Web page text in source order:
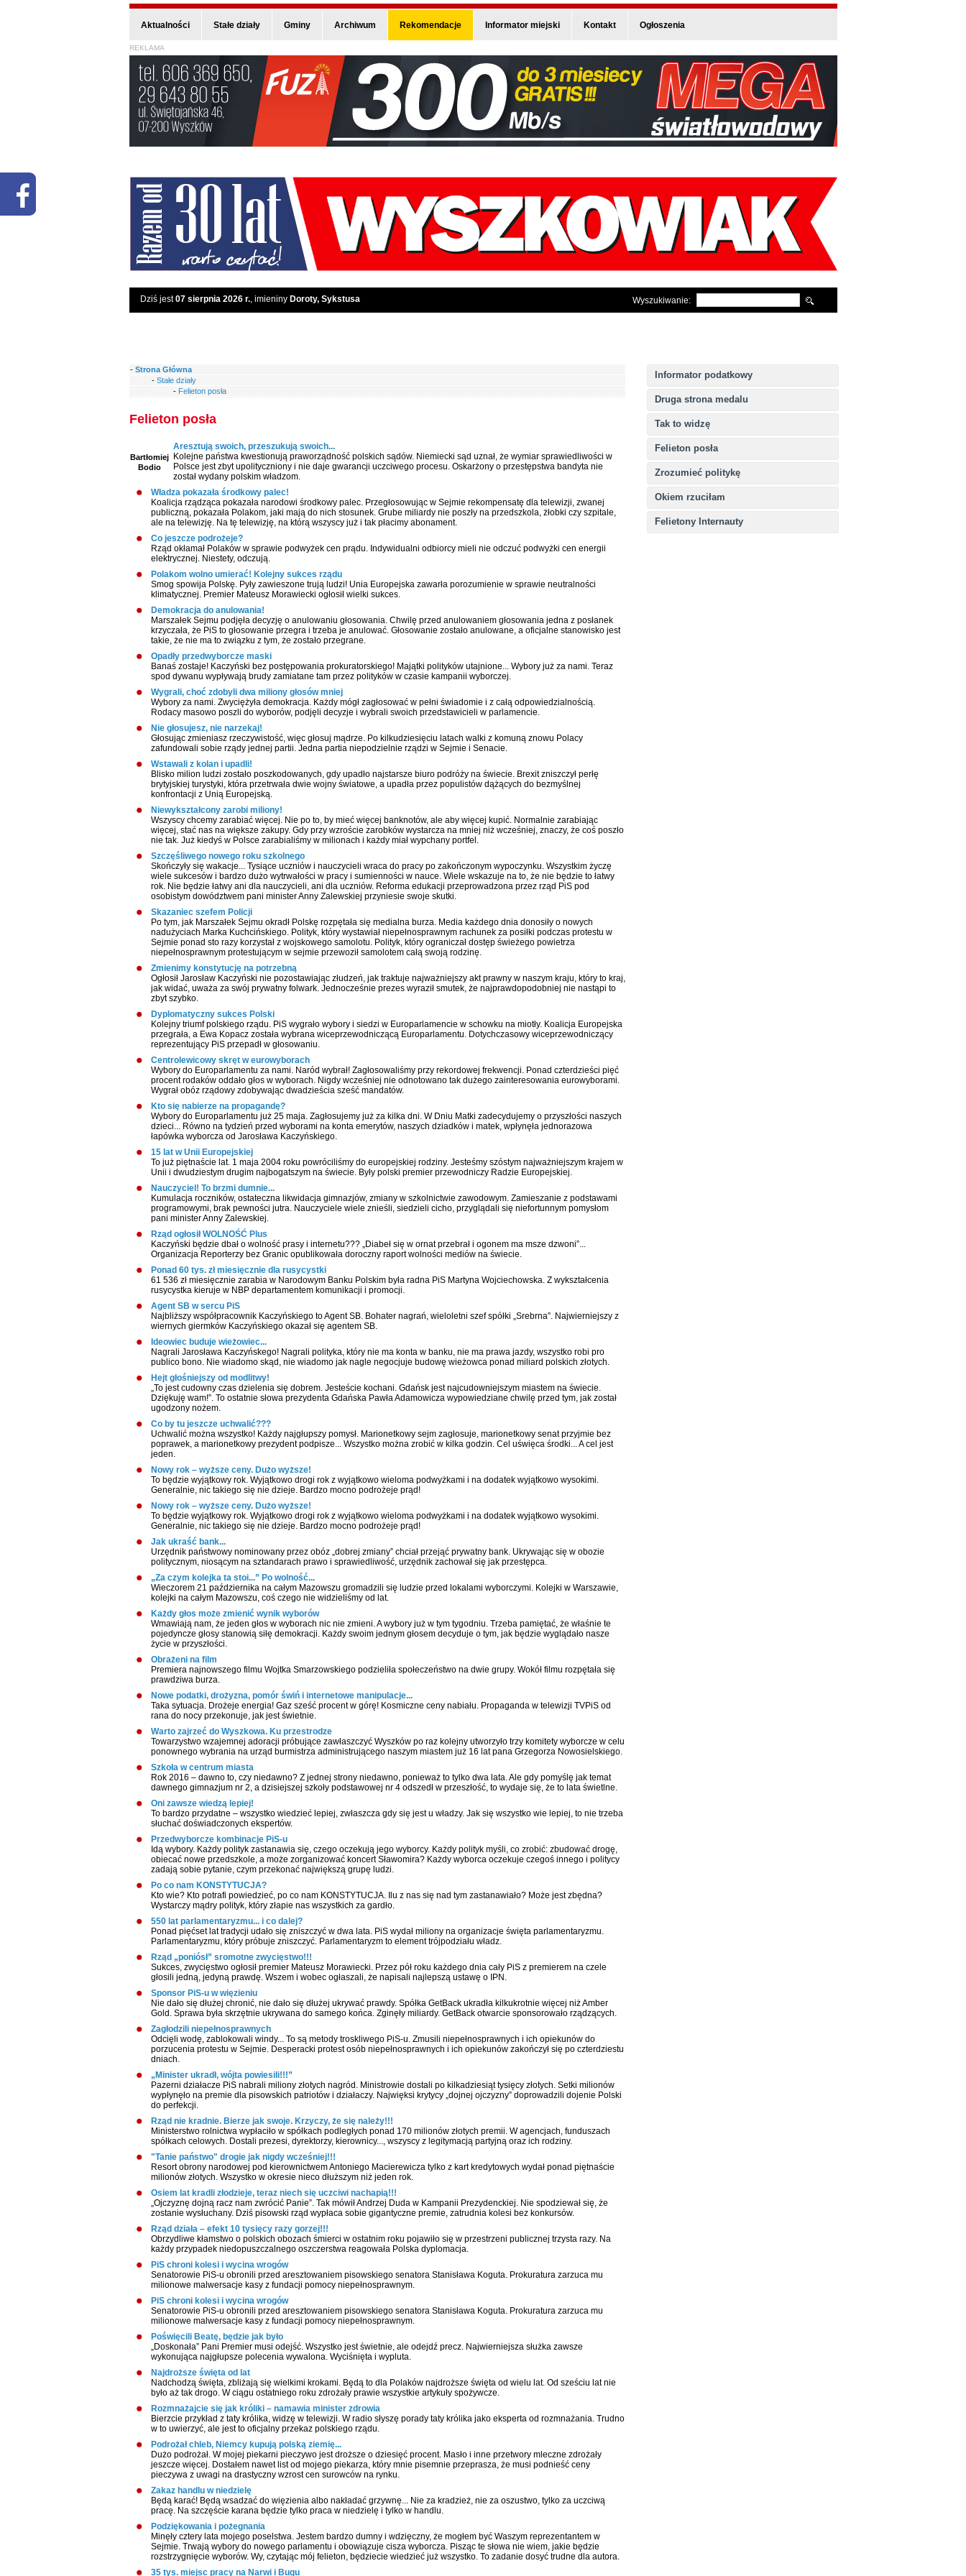
Aktualności Stałe działy Gminy Archiwum Rekomendacje Informator miejski Kontakt Ogłoszenia
REKLAMA
Dziś jest07 sierpnia 2026 r., imieniny Doroty, Sykstusa Wyszukiwanie:
Informator podatkowy
Druga strona medalu
Tak to widzę
Felieton posła
Zrozumieć politykę
Okiem rzuciłam
Felietony Internauty
- Strona Główna
- Stałe działy
- Felieton posła
Felieton posła
Bartłomiej
Bodio
Aresztują swoich, przeszukują swoich...
Kolejne państwa kwestionują praworządność polskich sądów. Niemiecki sąd uznał, że wymiar sprawiedliwości w
Polsce jest zbyt upolityczniony i nie daje gwarancji uczciwego procesu. Oskarżony o przestępstwa bandyta nie
został wydany polskim władzom.
Władza pokazała środkowy palec!
Koalicja rządząca pokazała narodowi środkowy palec. Przegłosowując w Sejmie rekompensatę dla telewizji, zwanej
publiczną, pokazała Polakom, jaki mają do nich stosunek. Grube miliardy nie poszły na przedszkola, żłobki czy szpitale,
ale na telewizję. Na tę telewizję, na którą wszyscy już i tak płacimy abonament.
Co jeszcze podrożeje?
Rząd okłamał Polaków w sprawie podwyżek cen prądu. Indywidualni odbiorcy mieli nie odczuć podwyżki cen energii
elektrycznej. Niestety, odczują.
Polakom wolno umierać! Kolejny sukces rządu
Smog spowija Polskę. Pyły zawieszone trują ludzi! Unia Europejska zawarła porozumienie w sprawie neutralności
klimatycznej. Premier Mateusz Morawiecki ogłosił wielki sukces.
Demokracja do anulowania!
Marszałek Sejmu podjęła decyzję o anulowaniu głosowania. Chwilę przed anulowaniem głosowania jedna z posłanek
krzyczała, że PiS to głosowanie przegra i trzeba je anulować. Głosowanie zostało anulowane, a oficjalne stanowisko jest
takie, że nie ma to związku z tym, że zostało przegrane.
Opadły przedwyborcze maski
Banaś zostaje! Kaczyński bez postępowania prokuratorskiego! Majątki polityków utajnione... Wybory już za nami. Teraz
spod dywanu wypływają brudy zamiatane tam przez polityków w czasie kampanii wyborczej.
Wygrali, choć zdobyli dwa miliony głosów mniej
Wybory za nami. Zwyciężyła demokracja. Każdy mógł zagłosować w pełni świadomie i z całą odpowiedzialnością.
Rodacy masowo poszli do wyborów, podjęli decyzje i wybrali swoich przedstawicieli w parlamencie.
Nie głosujesz, nie narzekaj!
Głosując zmieniasz rzeczywistość, więc głosuj mądrze. Po kilkudziesięciu latach walki z komuną znowu Polacy
zafundowali sobie rządy jednej partii. Jedna partia niepodzielnie rządzi w Sejmie i Senacie.
Wstawali z kolan i upadli!
Blisko milion ludzi zostało poszkodowanych, gdy upadło najstarsze biuro podróży na świecie. Brexit zniszczył perłę
brytyjskiej turystyki, która przetrwała dwie wojny światowe, a upadła przez populistów dążących do bezmyślnej
konfrontacji z Unią Europejską.
Niewykształcony zarobi miliony!
Wszyscy chcemy zarabiać więcej. Nie po to, by mieć więcej banknotów, ale aby więcej kupić. Normalnie zarabiając
więcej, stać nas na większe zakupy. Gdy przy wzroście zarobków wystarcza na mniej niż wcześniej, znaczy, że coś poszło
nie tak. Już kiedyś w Polsce zarabialiśmy w milionach i każdy miał wypchany portfel.
Szczęśliwego nowego roku szkolnego
Skończyły się wakacje... Tysiące uczniów i nauczycieli wraca do pracy po zakończonym wypoczynku. Wszystkim życzę
wiele sukcesów i bardzo dużo wytrwałości w pracy i sumienności w nauce. Wiele wskazuje na to, że nie będzie to łatwy
rok. Nie będzie łatwy ani dla nauczycieli, ani dla uczniów. Reforma edukacji przeprowadzona przez rząd PiS pod
osobistym dowództwem pani minister Anny Zalewskiej przyniesie swoje skutki.
Skazaniec szefem Policji
Po tym, jak Marszałek Sejmu okradł Polskę rozpętała się medialna burza. Media każdego dnia donosiły o nowych
nadużyciach Marka Kuchcińskiego. Polityk, który wystawiał niepełnosprawnym rachunek za posiłki podczas protestu w
Sejmie ponad sto razy korzystał z wojskowego samolotu. Polityk, który ograniczał dostęp świeżego powietrza
niepełnosprawnym protestującym w sejmie przewoził samolotem całą swoją rodzinę.
Zmienimy konstytucję na potrzebną
Ogłosił Jarosław Kaczyński nie pozostawiając złudzeń, jak traktuje najważniejszy akt prawny w naszym kraju, który to kraj,
jak widać, uważa za swój prywatny folwark. Jednocześnie prezes wyraził smutek, że najprawdopodobniej nie nastąpi to
zbyt szybko.
Dyplomatyczny sukces Polski
Kolejny triumf polskiego rządu. PiS wygrało wybory i siedzi w Europarlamencie w schowku na miotły. Koalicja Europejska
przegrała, a Ewa Kopacz została wybrana wiceprzewodniczącą Europarlamentu. Dotychczasowy wiceprzewodniczący
reprezentujący PiS przepadł w głosowaniu.
Centrolewicowy skręt w eurowyborach
Wybory do Europarlamentu za nami. Naród wybrał! Zagłosowaliśmy przy rekordowej frekwencji. Ponad czterdzieści pięć
procent rodaków oddało głos w wyborach. Nigdy wcześniej nie odnotowano tak dużego zainteresowania eurowyborami.
Wygrał obóz rządowy zdobywając dwadzieścia sześć mandatów.
Kto się nabierze na propagandę?
Wybory do Europarlamentu już 25 maja. Zagłosujemy już za kilka dni. W Dniu Matki zadecydujemy o przyszłości naszych
dzieci... Równo na tydzień przed wyborami na konta emerytów, naszych dziadków i matek, wpłynęła jednorazowa
łapówka wyborcza od Jarosława Kaczyńskiego.
15 lat w Unii Europejskiej
To już piętnaście lat. 1 maja 2004 roku powróciliśmy do europejskiej rodziny. Jesteśmy szóstym najważniejszym krajem w
Unii i dwudziestym drugim najbogatszym na świecie. Były polski premier przewodniczy Radzie Europejskiej.
Nauczyciel! To brzmi dumnie...
Kumulacja roczników, ostateczna likwidacja gimnazjów, zmiany w szkolnictwie zawodowym. Zamieszanie z podstawami
programowymi, brak pewności jutra. Nauczyciele wiele znieśli, siedzieli cicho, przyglądali się niefortunnym pomysłom
pani minister Anny Zalewskiej.
Rząd ogłosił WOLNOŚĆ Plus
Kaczyński będzie dbał o wolność prasy i internetu??? „Diabeł się w ornat przebrał i ogonem ma msze dzwoni”...
Organizacja Reporterzy bez Granic opublikowała doroczny raport wolności mediów na świecie.
Ponad 60 tys. zł miesięcznie dla rusycystki
61 536 zł miesięcznie zarabia w Narodowym Banku Polskim była radna PiS Martyna Wojciechowska. Z wykształcenia
rusycystka kieruje w NBP departamentem komunikacji i promocji.
Agent SB w sercu PiS
Najbliższy współpracownik Kaczyńskiego to Agent SB. Bohater nagrań, wieloletni szef spółki „Srebrna”. Najwierniejszy z
wiernych giermków Kaczyńskiego okazał się agentem SB.
Ideowiec buduje wieżowiec...
Nagrali Jarosława Kaczyńskego! Nagrali polityka, który nie ma konta w banku, nie ma prawa jazdy, wszystko robi pro
publico bono. Nie wiadomo skąd, nie wiadomo jak nagle negocjuje budowę wieżowca ponad miliard polskich złotych.
Hejt głośniejszy od modlitwy!
„To jest cudowny czas dzielenia się dobrem. Jesteście kochani. Gdańsk jest najcudowniejszym miastem na świecie.
Dziękuję wam!”. To ostatnie słowa prezydenta Gdańska Pawła Adamowicza wypowiedziane chwilę przed tym, jak został
ugodzony nożem.
Co by tu jeszcze uchwalić???
Uchwalić można wszystko! Każdy najgłupszy pomysł. Marionetkowy sejm zagłosuje, marionetkowy senat przyjmie bez
poprawek, a marionetkowy prezydent podpisze... Wszystko można zrobić w kilka godzin. Cel uświęca środki... A cel jest
jeden.
Nowy rok – wyższe ceny. Dużo wyższe!
To będzie wyjątkowy rok. Wyjątkowo drogi rok z wyjątkowo wieloma podwyżkami i na dodatek wyjątkowo wysokimi.
Generalnie, nic takiego się nie dzieje. Bardzo mocno podrożeje prąd!
Nowy rok – wyższe ceny. Dużo wyższe!
To będzie wyjątkowy rok. Wyjątkowo drogi rok z wyjątkowo wieloma podwyżkami i na dodatek wyjątkowo wysokimi.
Generalnie, nic takiego się nie dzieje. Bardzo mocno podrożeje prąd!
Jak ukraść bank...
Urzędnik państwowy nominowany przez obóz „dobrej zmiany” chciał przejąć prywatny bank. Ukrywając się w obozie
politycznym, niosącym na sztandarach prawo i sprawiedliwość, urzędnik zachował się jak przestępca.
„Za czym kolejka ta stoi...” Po wolność...
Wieczorem 21 października na całym Mazowszu gromadzili się ludzie przed lokalami wyborczymi. Kolejki w Warszawie,
kolejki na całym Mazowszu, coś czego nie widzieliśmy od lat.
Każdy głos może zmienić wynik wyborów
Wmawiają nam, że jeden głos w wyborach nic nie zmieni. A wybory już w tym tygodniu. Trzeba pamiętać, że właśnie te
pojedyncze głosy stanowią siłę demokracji. Każdy swoim jednym głosem decyduje o tym, jak będzie wyglądało nasze
życie w przyszłości.
Obrażeni na film
Premiera najnowszego filmu Wojtka Smarzowskiego podzieliła społeczeństwo na dwie grupy. Wokół filmu rozpętała się
prawdziwa burza.
Nowe podatki, drożyzna, pomór świń i internetowe manipulacje...
Taka sytuacja. Drożeje energia! Gaz sześć procent w górę! Kosmiczne ceny nabiału. Propaganda w telewizji TVPiS od
rana do nocy przekonuje, jak jest świetnie.
Warto zajrzeć do Wyszkowa. Ku przestrodze
Towarzystwo wzajemnej adoracji próbujące zawłaszczyć Wyszków po raz kolejny utworzyło trzy komitety wyborcze w celu
ponownego wybrania na urząd burmistrza administrującego naszym miastem już 16 lat pana Grzegorza Nowosielskiego.
Szkoła w centrum miasta
Rok 2016 – dawno to, czy niedawno? Z jednej strony niedawno, ponieważ to tylko dwa lata. Ale gdy pomyślę jak temat
dawnego gimnazjum nr 2, a dzisiejszej szkoły podstawowej nr 4 odszedł w przeszłość, to wydaje się, że to lata świetlne.
Oni zawsze wiedzą lepiej!
To bardzo przydatne – wszystko wiedzieć lepiej, zwłaszcza gdy się jest u władzy. Jak się wszystko wie lepiej, to nie trzeba
słuchać doświadczonych ekspertów.
Przedwyborcze kombinacje PiS-u
Idą wybory. Każdy polityk zastanawia się, czego oczekują jego wyborcy. Każdy polityk myśli, co zrobić: zbudować drogę,
obiecać nowe przedszkole, a może zorganizować koncert Sławomira? Każdy wyborca oczekuje czegoś innego i politycy
zadają sobie pytanie, czym przekonać największą grupę ludzi.
Po co nam KONSTYTUCJA?
Kto wie? Kto potrafi powiedzieć, po co nam KONSTYTUCJA. Ilu z nas się nad tym zastanawiało? Może jest zbędna?
Wystarczy mądry polityk, który złapie nas wszystkich za gardło.
550 lat parlamentaryzmu... i co dalej?
Ponad pięćset lat tradycji udało się zniszczyć w dwa lata. PiS wydał miliony na organizacje święta parlamentaryzmu.
Parlamentaryzmu, który próbuje zniszczyć. Parlamentaryzm to element trójpodziału władz.
Rząd „poniósł” sromotne zwycięstwo!!!
Sukces, zwycięstwo ogłosił premier Mateusz Morawiecki. Przez pół roku każdego dnia cały PiS z premierem na czele
głosili jedną, jedyną prawdę. Wszem i wobec ogłaszali, że napisali najlepszą ustawę o IPN.
Sponsor PiS-u w więzieniu
Nie dało się dłużej chronić, nie dało się dłużej ukrywać prawdy. Spółka GetBack ukradła kilkukrotnie więcej niż Amber
Gold. Sprawa była skrzętnie ukrywana do samego końca. Zginęły miliardy. GetBack otwarcie sponsorowało rządzących.
Zagłodzili niepełnosprawnych
Odcięli wodę, zablokowali windy... To są metody troskliwego PiS-u. Zmusili niepełnosprawnych i ich opiekunów do
porzucenia protestu w Sejmie. Desperacki protest osób niepełnosprawnych i ich opiekunów zakończył się po czterdziestu
dniach.
„Minister ukradł, wójta powiesili!!!”
Pazerni działacze PiS nabrali miliony złotych nagród. Ministrowie dostali po kilkadziesiąt tysięcy złotych. Setki milionów
wypłynęło na premie dla pisowskich patriotów i działaczy. Najwięksi krytycy „dojnej ojczyzny” doprowadzili dojenie Polski
do perfekcji.
Rząd nie kradnie. Bierze jak swoje. Krzyczy, że się należy!!!
Ministerstwo rolnictwa wypłaciło w spółkach podległych ponad 170 milionów złotych premii. W agencjach, funduszach
spółkach celowych. Dostali prezesi, dyrektorzy, kierownicy..., wszyscy z legitymacją partyjną oraz ich rodziny.
"Tanie państwo" drogie jak nigdy wcześniej!!!
Resort obrony narodowej pod kierownictwem Antoniego Macierewicza tylko z kart kredytowych wydał ponad piętnaście
milionów złotych. Wszystko w okresie nieco dłuższym niż jeden rok.
Osiem lat kradli złodzieje, teraz niech się uczciwi nachapią!!!
„Ojczyznę dojną racz nam zwrócić Panie”. Tak mówił Andrzej Duda w Kampanii Prezydenckiej. Nie spodziewał się, że
zostanie wysłuchany. Dziś pisowski rząd wypłaca sobie gigantyczne premie, zatrudnia kolesi bez konkursów.
Rząd działa – efekt 10 tysięcy razy gorzej!!!
Obrzydliwe kłamstwo o polskich obozach śmierci w ostatnim roku pojawiło się w przestrzeni publicznej trzysta razy. Na
każdy przypadek niedopuszczalnego oszczerstwa reagowała Polska dyplomacja.
PiS chroni kolesi i wycina wrogów
Senatorowie PiS-u obronili przed aresztowaniem pisowskiego senatora Stanisława Koguta. Prokuratura zarzuca mu
milionowe malwersacje kasy z fundacji pomocy niepełnosprawnym.
PiS chroni kolesi i wycina wrogów
Senatorowie PiS-u obronili przed aresztowaniem pisowskiego senatora Stanisława Koguta. Prokuratura zarzuca mu
milionowe malwersacje kasy z fundacji pomocy niepełnosprawnym.
Poświęcili Beatę, będzie jak było
„Doskonała” Pani Premier musi odejść. Wszystko jest świetnie, ale odejdź precz. Najwierniejsza służka zawsze
wykonująca najgłupsze polecenia wywalona. Wyciśnięta i wypluta.
Najdroższe święta od lat
Nadchodzą święta, zbliżają się wielkimi krokami. Będą to dla Polaków najdroższe święta od wielu lat. Od sześciu lat nie
było aż tak drogo. W ciągu ostatniego roku zdrożały prawie wszystkie artykuły spożywcze.
Rozmnażajcie się jak króliki – namawia minister zdrowia
Bierzcie przykład z taty królika, widzę w telewizji. W radio słyszę porady taty królika jako eksperta od rozmnażania. Trudno
w to uwierzyć, ale jest to oficjalny przekaz polskiego rządu.
Podrożał chleb, Niemcy kupują polską ziemię...
Dużo podrożał. W mojej piekarni pieczywo jest droższe o dziesięć procent. Masło i inne przetwory mleczne zdrożały
jeszcze więcej. Dostałem nawet list od mojego piekarza, który mnie pisemnie przeprasza, że musi podnieść ceny
pieczywa z uwagi na drastyczny wzrost cen surowców na rynku.
Zakaz handlu w niedzielę
Będą karać! Będą wsadzać do więzienia albo nakładać grzywnę... Nie za kradzież, nie za oszustwo, tylko za uczciwą
pracę. Na szczęście karana będzie tylko praca w niedzielę i tylko w handlu.
Podziękowania i pożegnania
Minęły cztery lata mojego poselstwa. Jestem bardzo dumny i wdzięczny, że mogłem być Waszym reprezentantem w
Sejmie. Trwają wybory do nowego parlamentu i obowiązuje cisza wyborcza. Pisząc te słowa nie wiem, jakie będzie
rozstrzygnięcie wyborów. Wy, czytając mój felieton, będziecie wiedzieć już wszystko. To zadanie dosyć trudne dla autora.
35 tys. miejsc pracy na Narwi i Bugu